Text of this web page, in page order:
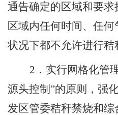
通告确定的区域和要
区域内任何时间、任
状况下都不允许进行秸
2 ．实行网格化管
源头控制 ”的原则，强
发区管委秸秆禁烧和综